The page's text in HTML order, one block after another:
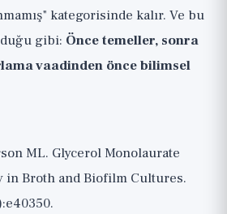
kategorisinde kalır. Ve bu
gibi: Önce temeller, sonra
vaadinden önce bilimsel
ML. Glycerol Monolaurate
in Broth and Biofilm Cultures.